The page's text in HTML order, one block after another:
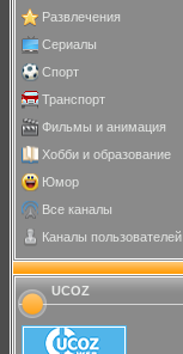
Развлечения
Сериалы
Спорт
Транспорт
Фильмы и анимация
Хобби и образование
Юмор
Все каналы
Каналы пользователей
UCOZ